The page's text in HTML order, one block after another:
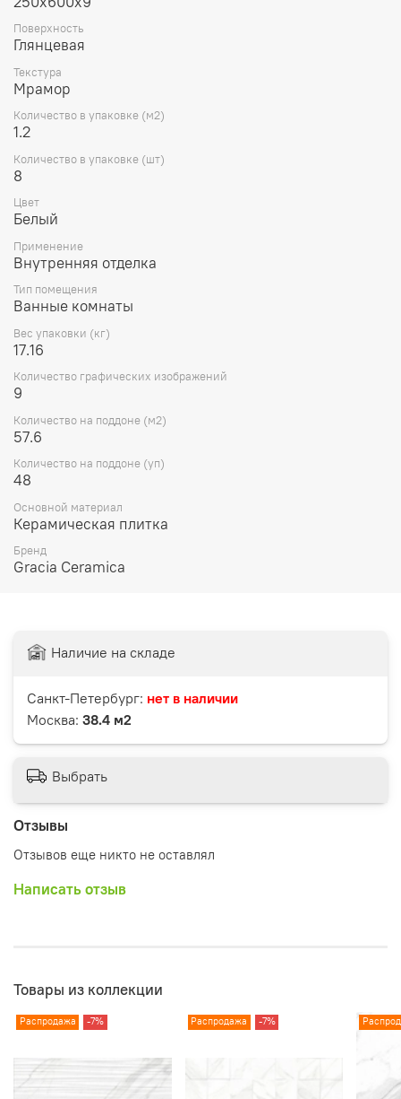
Поверхность
Глянцевая
Текстура
Мрамор
Количество в упаковке (м2)
1.2
Количество в упаковке (шт)
8
Цвет
Белый
Применение
Внутренняя отделка
Тип помещения
Ванные комнаты
Вес упаковки (кг)
17.16
Количество графических изображений
9
Количество на поддоне (м2)
57.6
Количество на поддоне (уп)
48
Основной материал
Керамическая плитка
Бренд
Gracia Ceramica
Отзывы
Отзывов еще никто не оставлял
Написать отзыв
Наличие на складе
Санкт-Петербург: нет в наличии
Москва: 38.4 м2
Выбрать
Товары из коллекции
Распродажа -7% Распродажа -7%